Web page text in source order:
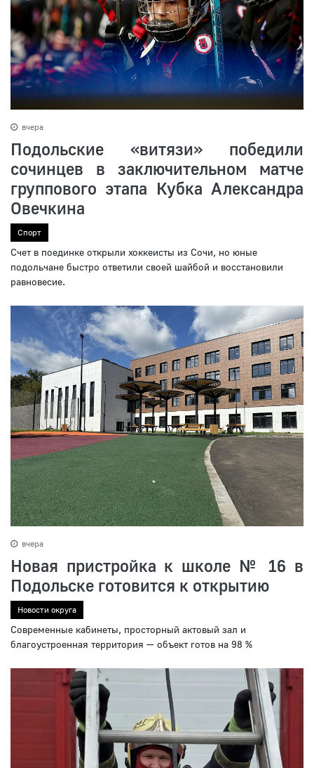
вчера
Подольские «витязи» победили
сочинцев в заключительном матче
группового этапа Кубка Александра
Овечкина
Спорт
Счет в поединке открыли хоккеисты из Сочи, но юные
подольчане быстро ответили своей шайбой и восстановили
равновесие.
вчера
Новая пристройка к школе № 16 в
Подольске готовится к открытию
Новости округа
Современные кабинеты, просторный актовый зал и
благоустроенная территория — объект готов на 98 %